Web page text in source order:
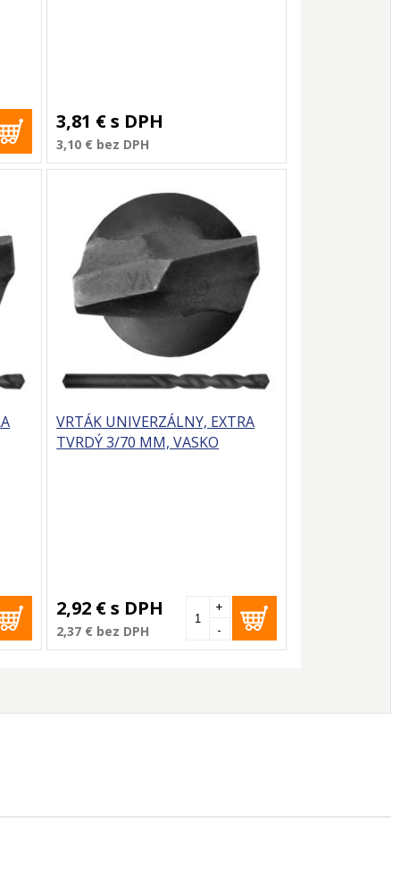
3,81 €s DPH
3,10 € bez DPH
VRTÁK UNIVERZÁLNY, EXTRA
TVRDÝ 3/70 MM, VASKO
2,92 €s DPH
2,37 € bez DPH -
+